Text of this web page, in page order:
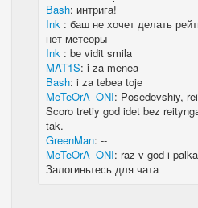
Bash: интрига!
Ink :баш не хочет делать
нет метеоры
Ink :be vidit smila
MAT1S:i za menea
Bash:i za tebea toje
MeTeOrA_ONI: Posedevshiy,
Scoro tretiy god idet bez
tak.
GreenMan:--
MeTeOrA_ONI: raz v god i
Залогиньтесь для чата